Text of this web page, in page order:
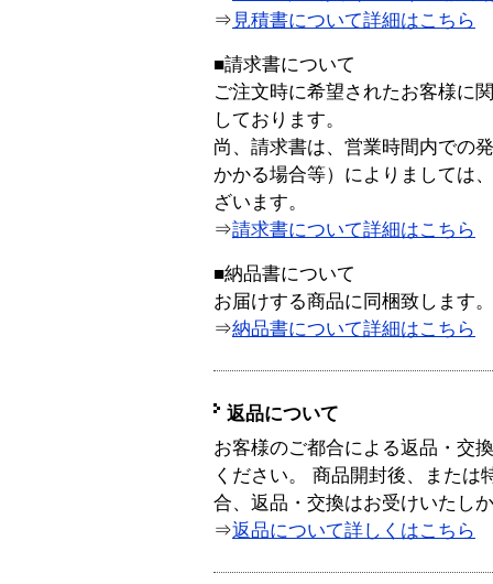
⇒ 見積書について詳細はこちら
■請求書について
ご注文時に希望されたお客様に
しております。
尚、請求書は、営業時間内での
かかる場合等）によりましては
ざいます。
⇒請求書について詳細はこちら
■納品書について
お届けする商品に同梱致します。
⇒納品書について詳細はこちら
返品について
お客様のご都合による返品・交
ください。 商品開封後、または
合、返品・交換はお受けいたし
⇒返品について詳しくはこちら